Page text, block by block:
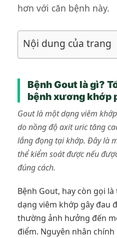
hơn với căn bệnh này.
Nội dung của trang
Bệnh Gout là gì?
bệnh xương khớp
Gout là một dạng viêm
do nồng độ axit uric tăng
lắng đọng tại khớp. Đây là
thể kiểm soát được nếu
đúng cách.
Bệnh Gout, hay còn gọi
dạng viêm khớp gây đau
thường ảnh hưởng đến
điểm. Nguyên nhân